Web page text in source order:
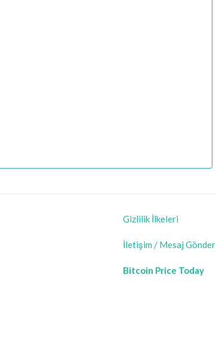
Gizlilik İlkeleri
İletişim / Mesaj Gönder
Bitcoin Price Today